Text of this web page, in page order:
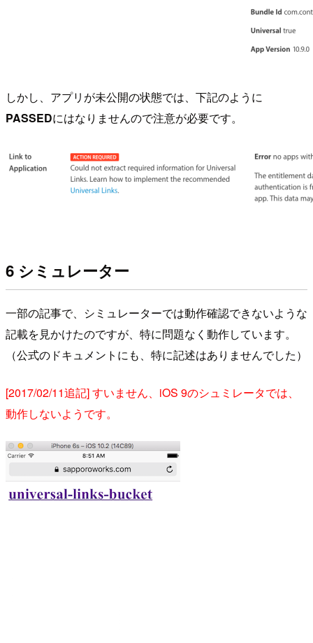
しかし、アプリが未公開の状態では、下記のように
PASSEDにはなりませんので注意が必要です。
6 シミュレーター
一部の記事で、シミュレーターでは動作確認できないような
記載を見かけたのですが、特に問題なく動作しています。
（公式のドキュメントにも、特に記述はありませんでした）
[2017/02/11追記] すいません、iOS 9のシュミレータでは、
動作しないようです。